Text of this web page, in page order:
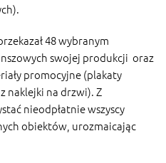
48 wybranym
swojej produkcji oraz
promocyjne (plakaty
naklejki na drzwi). Z
nieodpłatnie wszyscy
obiektów, urozmaicając